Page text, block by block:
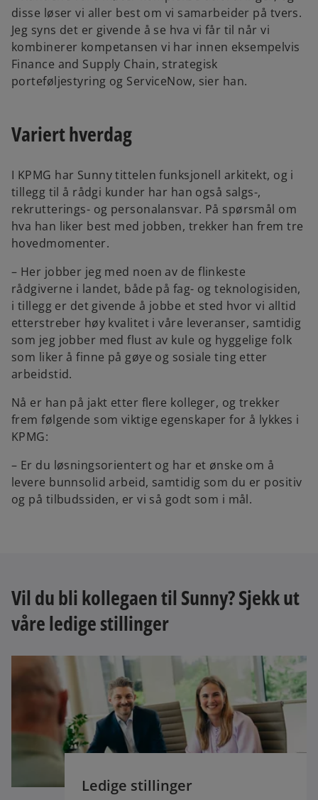
disse løser vi aller best om vi samarbeider på tvers.
Jeg syns det er givende å se hva vi får til når vi
kombinerer kompetansen vi har innen eksempelvis
Finance and Supply Chain, strategisk
porteføljestyring og ServiceNow, sier han.
Variert hverdag
I KPMG har Sunny tittelen funksjonell arkitekt, og i
tillegg til å rådgi kunder har han også salgs-,
rekrutterings- og personalansvar. På spørsmål om
hva han liker best med jobben, trekker han frem tre
hovedmomenter.
– Her jobber jeg med noen av de flinkeste
rådgiverne i landet, både på fag- og teknologisiden,
i tillegg er det givende å jobbe et sted hvor vi alltid
etterstreber høy kvalitet i våre leveranser, samtidig
som jeg jobber med flust av kule og hyggelige folk
som liker å finne på gøye og sosiale ting etter
arbeidstid.
Nå er han på jakt etter flere kolleger, og trekker
frem følgende som viktige egenskaper for å lykkes i
KPMG:
– Er du løsningsorientert og har et ønske om å
levere bunnsolid arbeid, samtidig som du er positiv
og på tilbudssiden, er vi så godt som i mål.
Vil du bli kollegaen til Sunny? Sjekk ut
våre ledige stillinger
Ledige stillinger